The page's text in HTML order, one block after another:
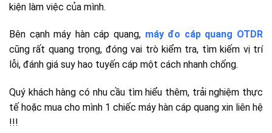
kiện làm việc của mình.
Bên cạnh máy hàn cáp quang, máy đo cáp quang OTDR
cũng rất quang trọng, đóng vai trò kiểm tra, tìm kiếm vị trí
lỗi, đánh giá suy hao tuyến cáp một cách nhanh chống.
Quý khách hàng có nhu cầu tìm hiểu thêm, trải nghiệm thực
tế hoặc mua cho mình 1 chiếc máy hàn cáp quang xin liên hệ
!!!